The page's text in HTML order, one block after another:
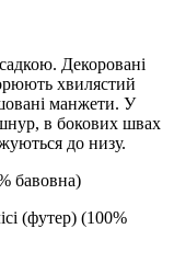
Декоровані
хвилястий
манжети. У
в бокових швах
до низу.
бавовна)
(футер) (100%